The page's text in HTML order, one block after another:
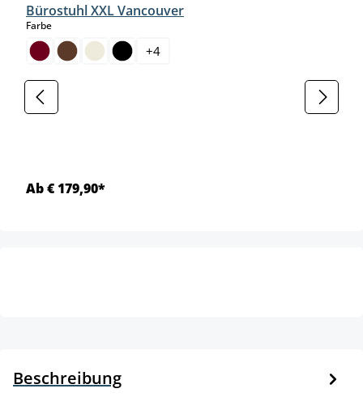
Bürostuhl XXL Vancouver
Farbeauswählen
+4
Ab € 179,90*
Beschreibung